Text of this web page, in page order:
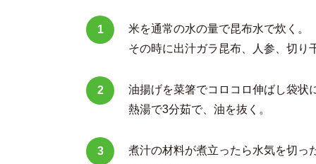
米を通常の水の量で昆布水で炊く。
その時に出汁ガラ昆布、人参、切り
油揚げを菜箸でコロコロ伸ばし袋状
熱湯で3分茹で、油を抜く。
煮汁の材料が煮立ったら水気を切っ